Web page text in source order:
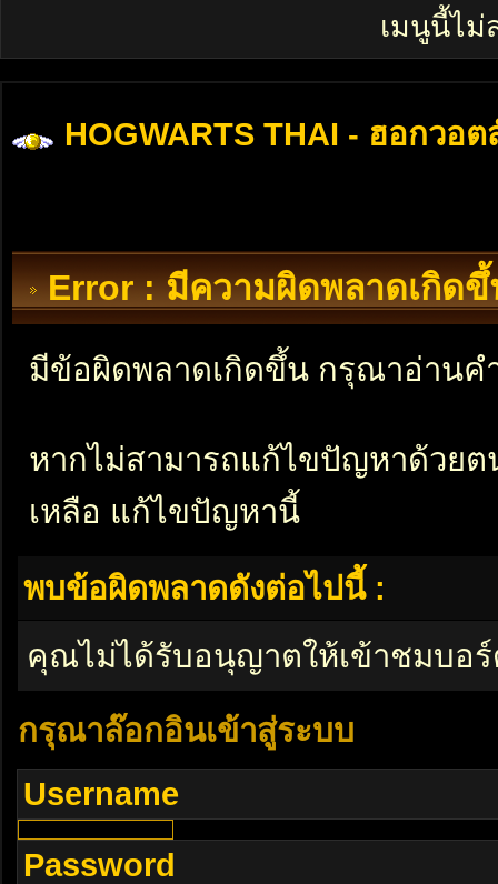
เมนูนี้ไม่
HOGWARTS THAI - ฮอกวอต
Error : มีความผิดพลาดเกิดขึ้
มีข้อผิดพลาดเกิดขึ้น กรุณาอ่านค
หากไม่สามารถแก้ไขปัญหาด้วย
เหลือ แก้ไขปัญหานี้
พบข้อผิดพลาดดังต่อไปนี้ :
คุณไม่ได้รับอนุญาตให้เข้าชมบอ
กรุณาล๊อกอินเข้าสู่ระบบ
Username
Password